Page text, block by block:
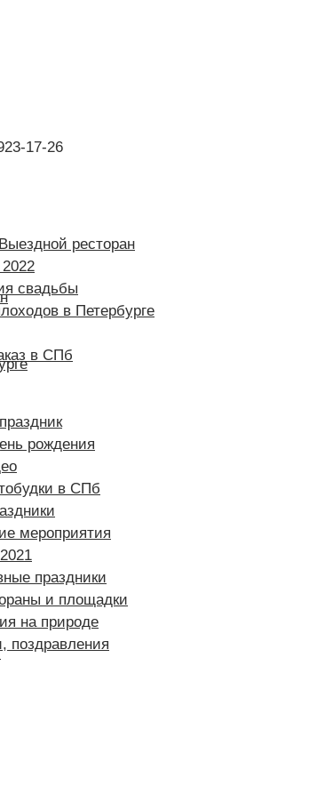
17-26
ресторан
свадьбы
в Петербурге
в СПб
рождения
в СПб
мероприятия
праздники
и площадки
на природе
поздравления